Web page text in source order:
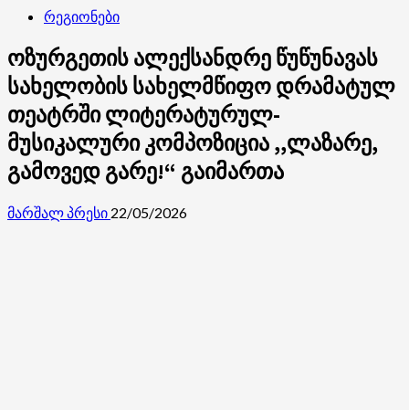
რეგიონები
ოზურგეთის ალექსანდრე წუწუნავას
სახელობის სახელმწიფო დრამატულ
თეატრში ლიტერატურულ-
მუსიკალური კომპოზიცია ,,ლაზარე,
გამოვედ გარე!“ გაიმართა
მარშალ პრესი 22/05/2026